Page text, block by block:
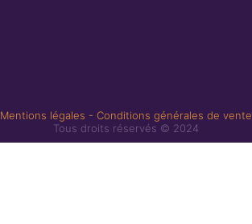
Mentions légales - Conditions générales de vente
Tous droits réservés © 2024